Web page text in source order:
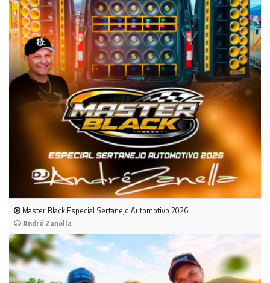
Master Black Especial Sertanejo Automotivo 2026
André Zanella